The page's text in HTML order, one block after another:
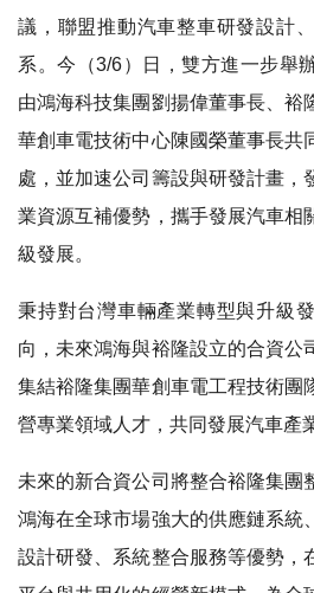
議，聯盟推動汽車整車研發設計
系。今（3/6）日，雙方進一步舉
由鴻海科技集團劉揚偉董事長、裕
華創車電技術中心陳國榮董事長共
處，並加速公司籌設與研發計畫，
業資源互補優勢，攜手發展汽車相
級發展。
秉持對台灣車輛產業轉型與升級
向，未來鴻海與裕隆設立的合資公
集結裕隆集團華創車電工程技術團
營專業領域人才，共同發展汽車產
未來的新合資公司將整合裕隆集團
鴻海在全球市場強大的供應鏈系統
設計研發、系統整合服務等優勢，